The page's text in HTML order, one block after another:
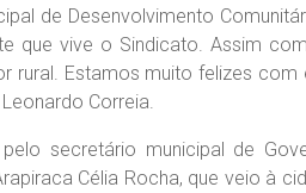
de Desenvolvimento
que vive o Sindicato. Assim
rural. Estamos muito felizes com
Correia.
secretário municipal de
Célia Rocha, que veio à